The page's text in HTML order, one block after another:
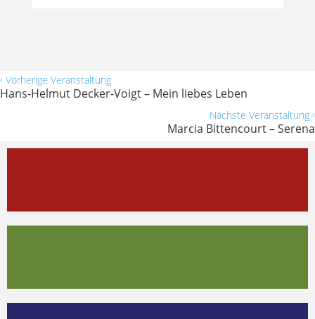
‹ Vorherige Veranstaltung
Hans-Helmut Decker-Voigt – Mein liebes Leben
Nächste Veranstaltung ›
Marcia Bittencourt – Serena